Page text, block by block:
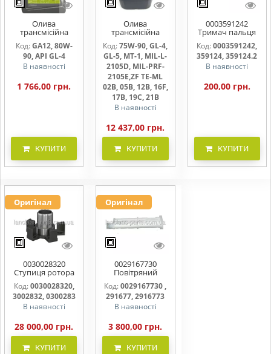
Олива
трансмісійна
AGRISHIFT GA12 5
л
Код:GA12, 80W-
90, API GL-4
В наявності
1 766,00 грн.
КУПИТИ
Олива
трансмісійна
AGRISHIFT SYN FE
75W90 20л
Код: 75W-90, GL-4,
GL-5, MT-1, MIL-L-
2105D, MIL-PRF-
2105E,ZF TE-ML
02B, 05B, 12B, 16F,
17B, 19C, 21B
В наявності
12 437,00 грн.
КУПИТИ
0003591242
Тримач пальця
жниварки
Код:0003591242,
359124, 359124.2
В наявності
200,00 грн.
КУПИТИ
Оригінал
0030028320
Ступиця ротора
CLAAS
Код:0030028320,
3002832, 0300283
В наявності
28 000,00 грн.
КУПИТИ
Оригінал
0029167730
Повітряний
фільтр бака
(фільтр AdBlue)
Код: 0029167730 ,
291677, 2916773
В наявності
3 800,00 грн.
КУПИТИ